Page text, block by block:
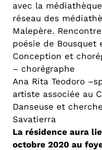
avec la
réseau des
Malepère.
poésie de
Conception et
– chorégraphe
Ana Rita Teodoro
artiste associée au
Danseuse et
Savatierra
La résidence aura
octobre 2020 au